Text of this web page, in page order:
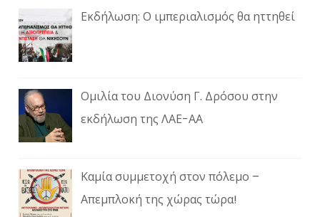
Εκδήλωση: Ο ιμπεριαλισμός θα ηττηθεί
Ομιλία του Διονύση Γ. Δρόσου στην
εκδήλωση της ΛΑΕ-ΑΑ
Καμία συμμετοχή στον πόλεμο –
Απεμπλοκή της χώρας τώρα!